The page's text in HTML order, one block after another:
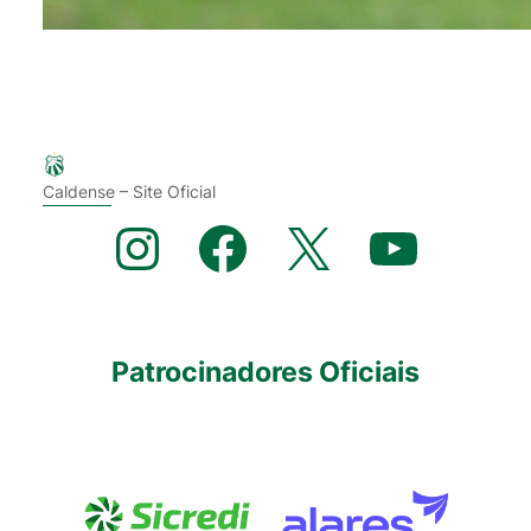
Caldense – Site Oficial
Instagram Facebook X YouTube
Patrocinadores Oficiais